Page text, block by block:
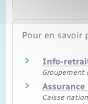
Pour en savoir
Info-
Groupement
Caisse